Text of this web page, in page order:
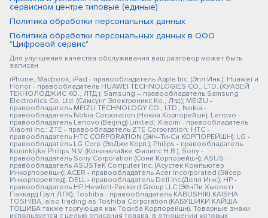
сервисном центре типовые (единые)
Политика обработки персональных данных
Политика обработки персональных данных в ООО
"Цифровой сервис"
Для улучшения качества обслуживания ваш разговор может быть
записан
iPhone, Macbook, iPad - правообладатель Apple Inc. (Эпл Инк.); Huawei и
Honor - правообладатель HUAWEI TECHNOLOGIES CO., LTD. (ХУАВЕЙ
ТЕКНОЛОДЖИС КО., ЛТД.); Samsung – правообладатель Samsung
Electronics Co. Ltd. (Самсунг Электроникс Ко., Лтд.); MEIZU -
правообладатель MEIZU TECHNOLOGY CO., LTD.; Nokia -
правообладатель Nokia Corporation (Нокиа Корпорейшн); Lenovo -
правообладатель Lenovo (Beijing) Limited; Xiaomi - правообладатель
Xiaomi Inc.; ZTE - правообладатель ZTE Corporation; HTC -
правообладатель HTC CORPORATION (Эйч-Ти-Си КОРПОРЕЙШН); LG -
правообладатель LG Corp. (ЭлДжи Корп.); Philips - правообладатель
Koninklijke Philips N.V. (Конинклийке Филипс Н.В.); Sony -
правообладатель Sony Corporation (Сони Корпорейшн); ASUS -
правообладатель ASUSTeK Computer Inc. (Асустек Компьютер
Инкорпорейшн); ACER - правообладатель Acer Incorporated (Эйсер
Инкорпорейтед); DELL - правообладатель Dell Inc.(Делл Инк.); HP -
правообладатель HP Hewlett-Packard Group LLC (ЭйчПи Хьюлетт
Паккард Груп ЛЛК); Toshiba - правообладатель KABUSHIKI KAISHA
TOSHIBA, also trading as Toshiba Corporation (КАБУШИКИ КАЙША
ТОШИБА также торгующая как Тосиба Корпорейшн). Товарные знаки
используется с целью описания товара, в отношении которых